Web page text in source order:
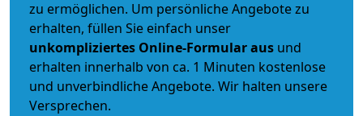
zu ermöglichen. Um persönliche Angebote zu
erhalten, füllen Sie einfach unser
unkompliziertes Online-Formular aus und
erhalten innerhalb von ca. 1 Minuten kostenlose
und unverbindliche Angebote. Wir halten unsere
Versprechen.